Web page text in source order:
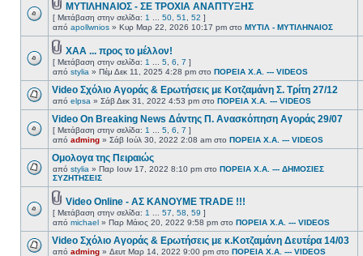
ΜΥΤΙΛΗΝΑΙΟΣ - ΣΕ ΤΡΟΧΙΑ ΑΝΑΠΤΥΞΗΣ
[ Μετάβαση στην σελίδα: 1 50 51 52 ]
από apollwnios » Κυρ Μαρ 22, 2026 10:17 pm στο ΜΥΤΙΛ - ΜΥΤΙΛΗΝΑΙΟΣ
ΧΑΑ ... προς το μέλλον!
[ Μετάβαση στην σελίδα: 1 5 6 7 ]
από stylia » Πέμ Δεκ 11, 2025 4:28 pm στο ΠΟΡΕΙΑ Χ.Α. --- VIDEOS
Video Σχόλιο Αγοράς & Ερωτήσεις με Κοτζαμάνη Σ. Τρίτη 27/12
από elpsa » Σάβ Δεκ 31, 2022 4:53 pm στο ΠΟΡΕΙΑ Χ.Α. --- VIDEOS
Video On Breaking News Δάντης Π. Ανασκόπηση Αγοράς 29/07
[ Μετάβαση στην σελίδα: 1 5 6 7 ]
από adming » Σάβ Ιούλ 30, 2022 2:08 am στο ΠΟΡΕΙΑ Χ.Α. --- VIDEOS
Oμολογα της Πειραιώς
από stylia » Παρ Ιουν 17, 2022 8:10 pm στο ΠΟΡΕΙΑ Χ.Α. --- ΔΗΜΟΣΙΕΣ
ΣΥΖΗΤΗΣΕΙΣ
Video Online - ΑΣ ΚΑΝΟΥΜΕ TRADE !!!
[ Μετάβαση στην σελίδα: 1 57 58 59 ]
από michael » Παρ Μάιος 20, 2022 9:58 pm στο ΠΟΡΕΙΑ Χ.Α. --- VIDEOS
Video Σχόλιο Αγοράς & Ερωτήσεις με κ.Κοτζαμάνη Δευτέρα 14/03
από adming » Δευτ Μαρ 14, 2022 9:00 pm στο ΠΟΡΕΙΑ Χ.Α. --- VIDEOS